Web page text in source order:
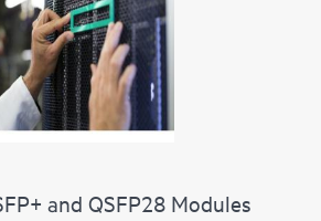
and QSFP28 Modules